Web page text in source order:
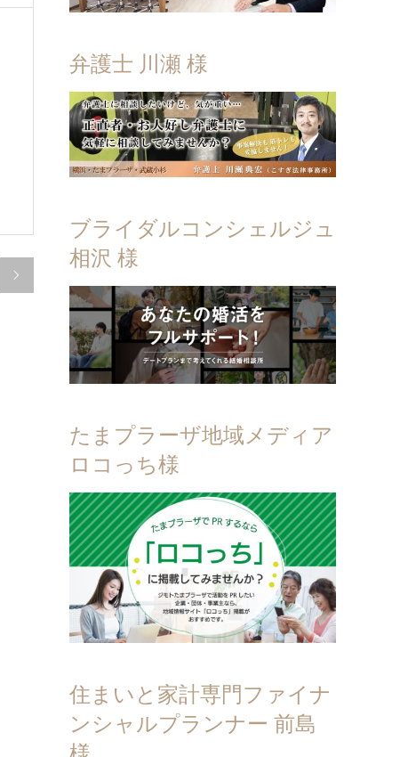

弁護士 川瀬 様
ブライダルコンシェルジュ
相沢 様
たまプラーザ地域メディア
ロコっち様
住まいと家計専門ファイナ
ンシャルプランナー 前島